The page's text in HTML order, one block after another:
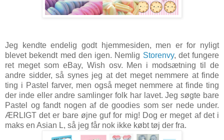
Jeg kendte endelig godt hjemmesiden, men er for nyligt
blevet bekendt med den igen. Nemlig Storenvy, det fungere
ret meget som eBay, Wish osv. Men i modsætning til de
andre sidder, så synes jeg at det meget nemmere at finde
ting i Pastel farver, men også meget nemmere at finde ting
der inde eller andre samlinger folk har lavet. Jeg søgte bare
Pastel og fandt nogen af de goodies som ser nede under.
ÆRLIGT det er bare øjne guf for mig! Dog er meget af det i
maks en Asian L, så jeg får nok ikke købt tøj der fra.